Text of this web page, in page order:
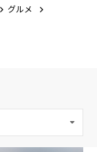
グルメ